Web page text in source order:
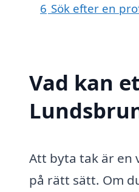
6 Sök efter en
Vad kan
Att byta tak är en
på rätt sätt. Om